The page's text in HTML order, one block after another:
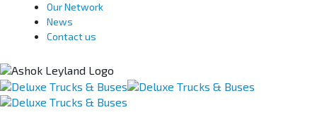
Our Network
News
Contact us